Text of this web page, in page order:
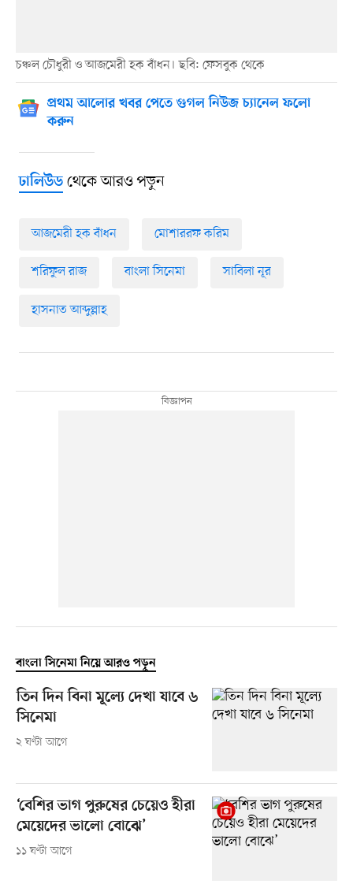
চঞ্চল চৌধুরী ও আজমেরী হক বাঁধন। ছবি: ফেসবুক থেকে
প্রথম আলোর খবর পেতে গুগল নিউজ চ্যানেল ফলো
করুন
ঢালিউডথেকে আরও পড়ুন
আজমেরী হক বাঁধন মোশাররফ করিম
শরিফুল রাজ বাংলা সিনেমা সাবিলা নূর
হাসনাত আব্দুল্লাহ
বাংলা সিনেমা নিয়ে আরও পড়ুন
তিন দিন বিনা মূল্যে দেখা যাবে ৬
সিনেমা
২ ঘণ্টা আগে
‘বেশির ভাগ পুরুষের চেয়েও হীরা
মেয়েদের ভালো বোঝে’
১১ ঘণ্টা আগে